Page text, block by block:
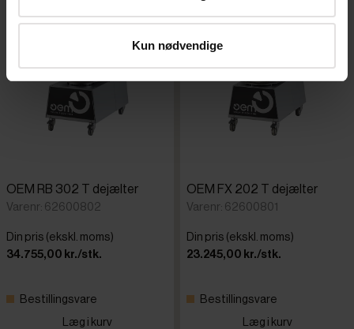
Kun nødvendige
OEM RB 302 T dejælter
Varenr: 62600802
Din pris (ekskl. moms)
34.755,00 kr./stk.
Bestillingsvare
Læg i kurv
OEM FX 202 T dejælter
Varenr: 62600801
Din pris (ekskl. moms)
23.245,00 kr./stk.
Bestillingsvare
Læg i kurv